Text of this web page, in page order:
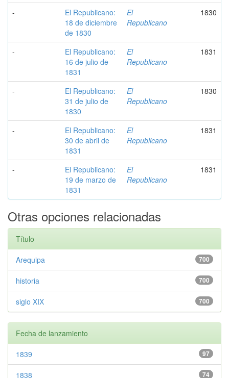
-
El Republicano:
18 de diciembre
de 1830
El
Republicano
1830
-
El Republicano:
16 de julio de
1831
El
Republicano
1831
-
El Republicano:
31 de julio de
1830
El
Republicano
1830
-
El Republicano:
30 de abril de
1831
El
Republicano
1831
-
El Republicano:
19 de marzo de
1831
El
Republicano
1831
Otras opciones relacionadas
Título
700
Arequipa
700
historia
700
siglo XIX
Fecha de lanzamiento
97
1839
74
1838